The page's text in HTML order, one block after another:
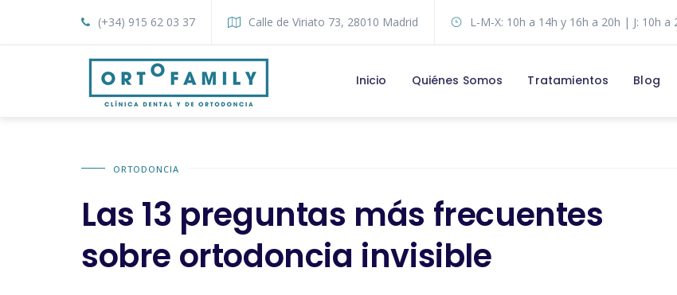
(+34) 915 62 03 37 Calle de Viriato 73, 28010 Madrid L-M-X: 10h a 14h y 16h a 20h | J: 10h a
Inicio Quiénes Somos Tratamientos Blog
ORTODONCIA
Las 13 preguntas más frecuentes
sobre ortodoncia invisible